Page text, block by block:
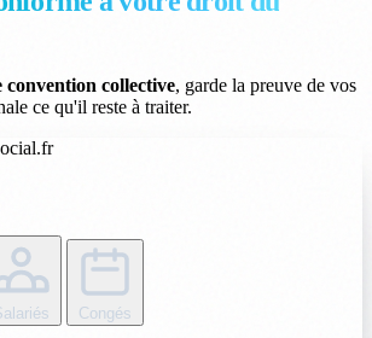
collective, garde la preuve de vos
ce qu'il reste à traiter.
Congés